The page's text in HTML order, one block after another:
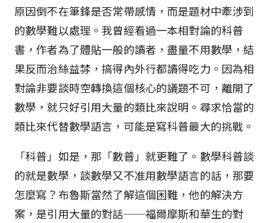
原因倒不在筆鋒是否常帶感情，而是題材中牽涉到
的數學難以處理。我曾經看過一本相對論的科普
書，作者為了體貼一般的讀者，盡量不用數學，結
果反而治絲益棼，搞得內外行都讀得吃力。因為相
對論非要談時空轉換這個核心的議題不可，離開了
數學，就只好引用大量的類比來說明。尋求恰當的
類比來代替數學語言，可能是寫科普最大的挑戰。
「科普」如是，那「數普」就更難了。數學科普談
的就是數學，談數學又不准用數學語言的話，那要
怎麼寫？布魯斯當然了解這個困難，他的解決方
案，是引用大量的對話──福爾摩斯和華生的對